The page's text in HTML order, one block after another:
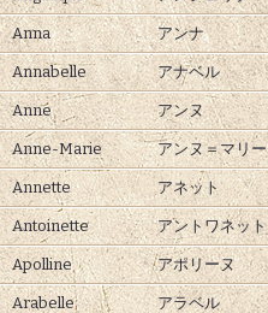
Anna アンナ
Annabelle アナベル
Anne アンヌ
Anne-Marie アンヌ＝マリー
Annette アネット
Antoinette アントワネット
Apolline アポリーヌ
Arabelle アラベル